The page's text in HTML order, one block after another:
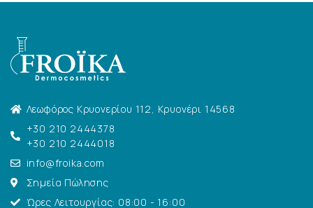
Λεωφόρος Κρυονερίου 112, Κρυονέρι 14568
+30 210 2444378
+30 210 2444018
info@froika.com
Σημεία Πώλησης
Ώρες Λειτουργίας: 08:00 - 16:00